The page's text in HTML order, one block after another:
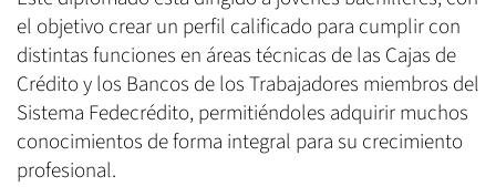
el objetivo crear un perfil calificado para cumplir con
distintas funciones en áreas técnicas de las Cajas de
Crédito y los Bancos de los Trabajadores miembros del
Sistema Fedecrédito, permitiéndoles adquirir muchos
conocimientos de forma integral para su crecimiento
profesional.